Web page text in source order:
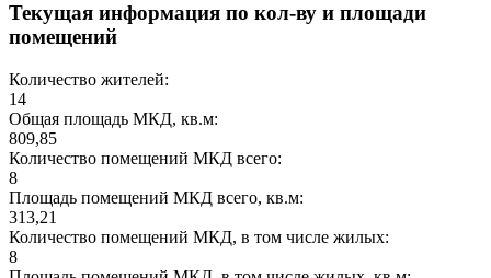
Текущая информация по кол-ву и площади
помещений
Количество жителей:
14
Общая площадь МКД, кв.м:
809,85
Количество помещений МКД всего:
8
Площадь помещений МКД всего, кв.м:
313,21
Количество помещений МКД, в том числе жилых:
8